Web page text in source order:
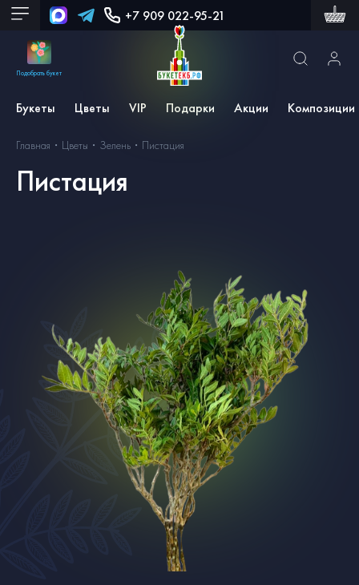
+7 909 022-95-21
Подобрать букет
Букеты Цветы VIP Подарки Акции Композиции
Главная Цветы Зелень Пистация
Пистация